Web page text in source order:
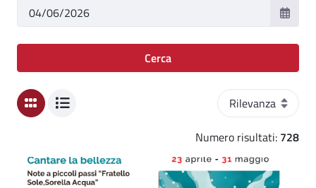
Ordinamento
Numero risultati: 728
Cerca